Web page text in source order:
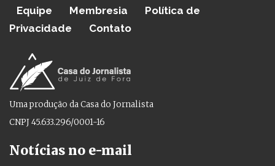
Equipe
Membresia
Política de
Privacidade
Contato
Uma produção da Casa do Jornalista
CNPJ 45.633.296/0001-16
Notícias no e-mail